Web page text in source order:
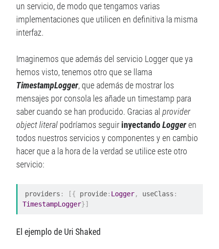
un servicio, de modo que tengamos varias
implementaciones que utilicen en definitiva la misma
interfaz.
Imaginemos que además del servicio Logger que ya
hemos visto, tenemos otro que se llama
TimestampLogger, que además de mostrar los
mensajes por consola les añade un timestamp para
saber cuando se han producido. Gracias alprovider
object literal podríamos seguir inyectandoLoggeren
todos nuestros servicios y componentes y en cambio
hacer que a la hora de la verdad se utilice este otro
servicio:
providers : [{ provide: Logger, useClass :
TimestampLogger}]
El ejemplo de Uri Shaked